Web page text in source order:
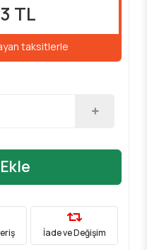
TL
taksitlerle
İade ve Değişim